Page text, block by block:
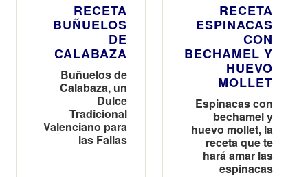
RECETA
BUÑUELOS
DE
CALABAZA
Buñuelos de
Calabaza, un
Dulce
Tradicional
Valenciano para
las Fallas
RECETA
ESPINACAS
CON
BECHAMEL Y
HUEVO
MOLLET
Espinacas con
bechamel y
huevo mollet, la
receta que te
hará amar las
espinacas